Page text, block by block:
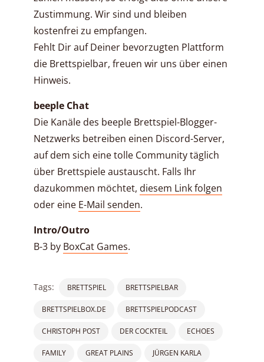
Zustimmung. Wir sind und bleiben
kostenfrei zu empfangen.
Fehlt Dir auf Deiner bevorzugten Plattform
die Brettspielbar, freuen wir uns über einen
Hinweis.
beeple Chat
Die Kanäle des beeple Brettspiel-Blogger-
Netzwerks betreiben einen Discord-Server,
auf dem sich eine tolle Community täglich
über Brettspiele austauscht. Falls Ihr
dazukommen möchtet, diesem Link folgen
oder eine E-Mail senden.
Intro/Outro
B-3 by BoxCat Games.
Tags: BRETTSPIEL BRETTSPIELBAR
BRETTSPIELBOX.DE BRETTSPIELPODCAST
CHRISTOPH POST DER COCKTEIL ECHOES
FAMILY GREAT PLAINS JÜRGEN KARLA